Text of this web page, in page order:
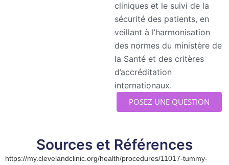
cliniques et le suivi de la
sécurité des patients, en
veillant à l’harmonisation
des normes du ministère de
la Santé et des critères
d’accréditation
internationaux.
POSEZ UNE QUESTION
Sources et Références
https://my.clevelandclinic.org/health/procedures/11017-tummy-